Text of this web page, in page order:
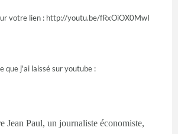
votre lien : http://youtu.be/fRxOiOX0MwI
que j'ai laissé sur youtube :
Jean Paul, un journaliste économiste,